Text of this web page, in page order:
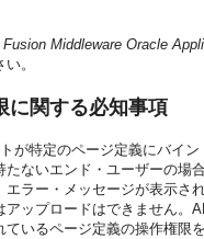
Fusion Middleware Oracle
。
に関する必知事項
が特定のページ定義にバイ
ないエンド・ユーザーの
ラー・メッセージが表示
ップロードはできません
いるページ定義の操作権